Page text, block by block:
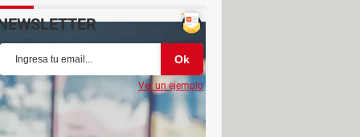
Ver un ejemplo